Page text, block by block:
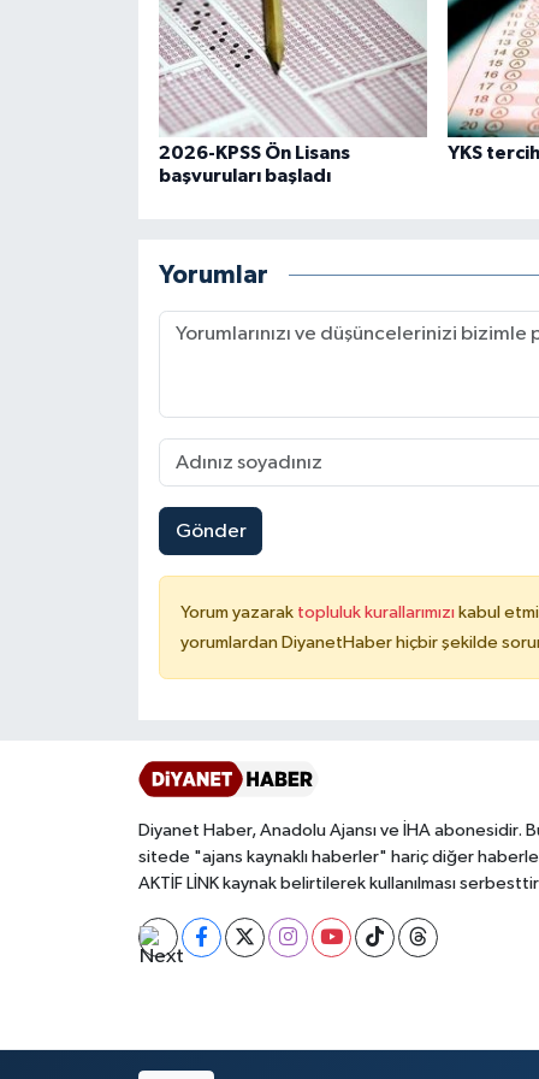
2026-KPSS Ön Lisans
başvuruları başladı
YKS
Yorumlar
Gönder
Yorum yazarak topluluk kurallarımızı kabul
yorumlardan DiyanetHaber hiçbir şekilde
Diyanet Haber, Anadolu Ajansı ve İHA abonesidir.
sitede "ajans kaynaklı haberler" hariç diğer
AKTİF LİNK kaynak belirtilerek kullanılması
Gümüşhane Müftülüğü
Hakkari Müftülüğü
Hatay Müftülüğü
Isparta Müftülüğü
İstanbul Müftülüğü
Kahramanmaraş Müftülüğü
Karabük Müftülüğü
Karaman Müftülüğü
Kars Müftülüğü
Kayseri Müftülüğü
Kilis Müftülüğü
Kırıkkale Müftülüğü
Kırklareli Müftülüğü